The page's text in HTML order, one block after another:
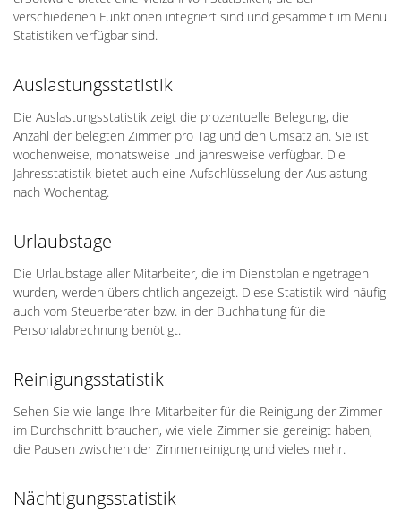
verschiedenen Funktionen integriert sind und gesammelt im Menü
Statistiken verfügbar sind.
Auslastungsstatistik
Die Auslastungsstatistik zeigt die prozentuelle Belegung, die
Anzahl der belegten Zimmer pro Tag und den Umsatz an. Sie ist
wochenweise, monatsweise und jahresweise verfügbar. Die
Jahresstatistik bietet auch eine Aufschlüsselung der Auslastung
nach Wochentag.
Urlaubstage
Die Urlaubstage aller Mitarbeiter, die im Dienstplan eingetragen
wurden, werden übersichtlich angezeigt. Diese Statistik wird häufig
auch vom Steuerberater bzw. in der Buchhaltung für die
Personalabrechnung benötigt.
Reinigungsstatistik
Sehen Sie wie lange Ihre Mitarbeiter für die Reinigung der Zimmer
im Durchschnitt brauchen, wie viele Zimmer sie gereinigt haben,
die Pausen zwischen der Zimmerreinigung und vieles mehr.
Nächtigungsstatistik